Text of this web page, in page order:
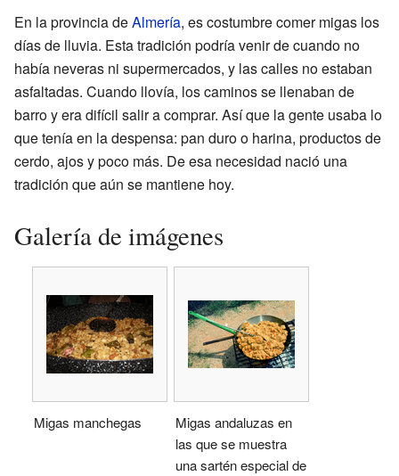
En la provincia deAlmería, es costumbre comer migas los
días de lluvia. Esta tradición podría venir de cuando no
había neveras ni supermercados, y las calles no estaban
asfaltadas. Cuando llovía, los caminos se llenaban de
barro y era difícil salir a comprar. Así que la gente usaba lo
que tenía en la despensa: pan duro o harina, productos de
cerdo, ajos y poco más. De esa necesidad nació una
tradición que aún se mantiene hoy.
Galería de imágenes
Migas manchegas
Migas andaluzas en
las que se muestra
una sartén especial de